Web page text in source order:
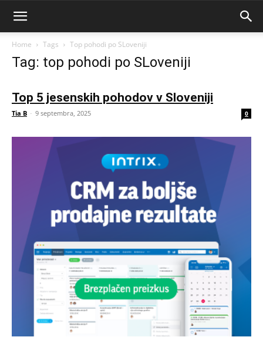
Home Tags Top pohodi po SLoveniji
Tag: top pohodi po SLoveniji
Top 5 jesenskih pohodov v Sloveniji
Tia B - 9 septembra, 2025 0